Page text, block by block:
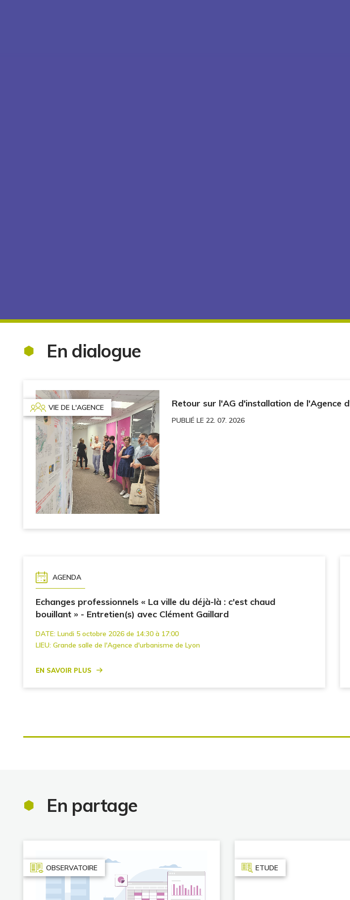
En dialogue
VIE DE L'AGENCE Retour sur l'AG d'installation de l'Agence
PUBLIÉ LE 22. 07. 2026
AGENDA
Echanges professionnels « La ville du déjà-là : c'est chaud
bouillant » - Entretien(s) avec Clément Gaillard
DATE: Lundi 5 octobre 2026 de 14:30 à 17:00
LIEU: Grande salle de l'Agence d'urbanisme de Lyon
En savoir plus
En partage
OBSERVATOIRE ETUDE